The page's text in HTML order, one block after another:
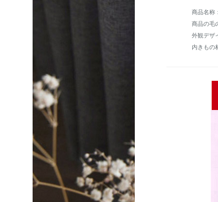
商品の毛
外観デザ
内きもの